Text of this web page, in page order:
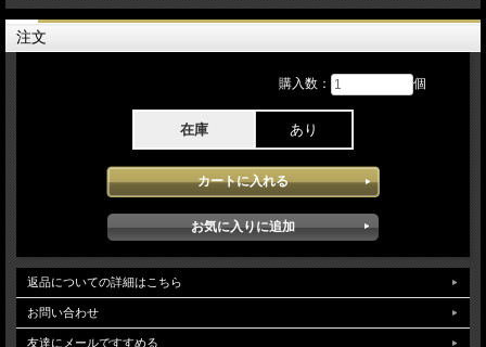
Ace Frehley - Lead Guitar, Vocals
Tod Howarth - Guitars, keyboards, lead vocals
Anton Fig - Drums
Ace Frehley - Lead Guitar, Vocals
のライブを収録しています。2018年9月に日本公演が決定したエースの最新ライブ
となります。キッス脱退後も多くのキッスアーミーに絶大なる人気を誇るエースの
時代のナンバーが多くセットされとても楽しめるライブとなっています。
bonustrackで87年のシカゴでのライブをSBDで11曲収録しています。Soundquality
は、Aud収録となっておりとても良質なソースが使用されクリアー感 臨場感も問
題なく安定した高音質で堪能できます。
注文
購入数： 個
在庫 あり
返品についての詳細はこちら
お問い合わせ
友達にメールですすめる